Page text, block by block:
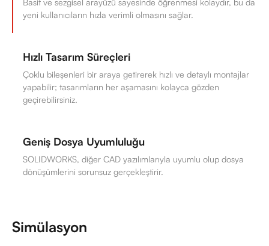
yeni kullanıcıların hızla verimli olmasını sağlar.
Hızlı Tasarım Süreçleri
Çoklu bileşenleri bir araya getirerek hızlı ve detaylı montajlar
yapabilir; tasarımların her aşamasını kolayca gözden
geçirebilirsiniz.
Geniş Dosya Uyumluluğu
SOLIDWORKS, diğer CAD yazılımlarıyla uyumlu olup dosya
dönüşümlerini sorunsuz gerçekleştirir.
Simülasyon